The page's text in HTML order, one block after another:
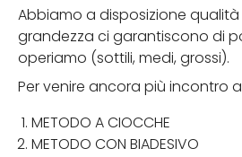
Abbiamo a disposizione
grandezza ci garantiscono di
operiamo (sottili, medi, grossi).
Per venire ancora più incontro
METODO A CIOCCHE
METODO CON BIADESIVO